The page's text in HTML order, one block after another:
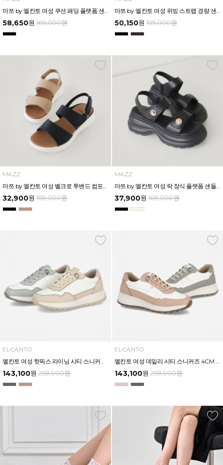
58,650원 169,000원 50,150원 159,000원
MAZZ
32,900원 159,000원
MAZZ
37,900원 169,000원
ELCANTO
엘칸토 여성 핫픽스 라이닝 시티 스니커즈 3.5CM LCWS27U613
143,100원 259,000원
ELCANTO
엘칸토 여성 데일리 시티 스니커즈 4CM LCWS26U613
143,100원 259,000원